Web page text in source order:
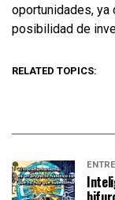
oportunidades, ya
posibilidad de
RELATED TOPICS: